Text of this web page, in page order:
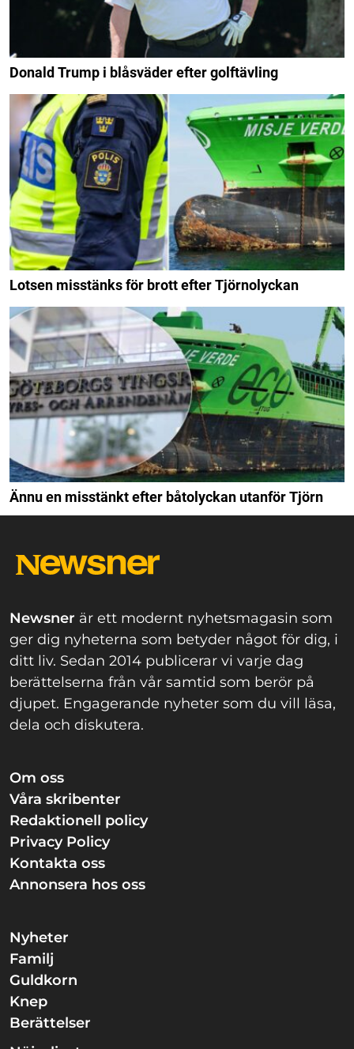
Donald Trump i blåsväder efter golftävling
Lotsen misstänks för brott efter Tjörnolyckan
Ännu en misstänkt efter båtolyckan utanför Tjörn
Newsner är ett modernt nyhetsmagasin som
ger dig nyheterna som betyder något för dig, i
ditt liv. Sedan 2014 publicerar vi varje dag
berättelserna från vår samtid som berör på
djupet. Engagerande nyheter som du vill läsa,
dela och diskutera.
Om oss
Våra skribenter
Redaktionell policy
Privacy Policy
Kontakta oss
Annonsera hos oss
Nyheter
Familj
Guldkorn
Knep
Berättelser